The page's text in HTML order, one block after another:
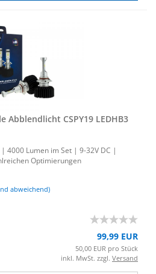
Ab­blend­licht CSPY19 LEDHB3
| 4000 Lumen im Set | 9-32V DC |
Op­ti­mie­run­gen
abweichend)
99,99 EUR
50,00 EUR pro Stück
inkl. MwSt. zzgl. Versand